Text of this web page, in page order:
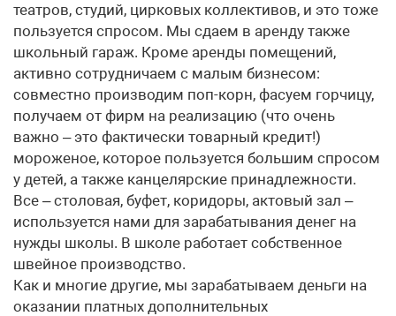
театров, студий, цирковых коллективов, и это тоже
пользуется спросом. Мы сдаем в аренду также
школьный гараж. Кроме аренды помещений,
активно сотрудничаем с малым бизнесом:
совместно производим поп-корн, фасуем горчицу,
получаем от фирм на реализацию (что очень
важно – это фактически товарный кредит!)
мороженое, которое пользуется большим спросом
у детей, а также канцелярские принадлежности.
Все – столовая, буфет, коридоры, актовый зал –
используется нами для зарабатывания денег на
нужды школы. В школе работает собственное
швейное производство.
Как и многие другие, мы зарабатываем деньги на
оказании платных дополнительных